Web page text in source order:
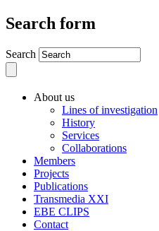
Search form
Search
About us
Lines of investigation
History
Services
Collaborations
Members
Projects
Publications
Transmedia XXI
EBE CLIPS
Contact